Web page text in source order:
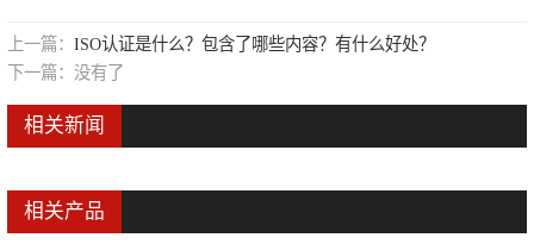
上一篇： ISO认证是什么？包含了哪些内容？有什么好处？
下一篇： 没有了
相关新闻
相关产品